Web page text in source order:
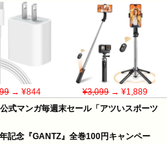
→ ¥844 ¥3,099→ ¥1,889
式マンガ毎週末セール「アツいスポーツ
記念『GANTZ』全巻100円キャンペー